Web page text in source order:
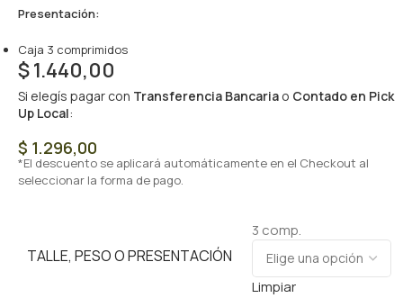
Presentación:
Caja 3 comprimidos
$1.440,00
Si elegís pagar con Transferencia Bancaria o Contado en Pick
Up Local:
$ 1.296,00
*El descuento se aplicará automáticamente en el Checkout al
seleccionar la forma de pago.
TALLE, PESO O PRESENTACIÓN
3 comp.
Limpiar